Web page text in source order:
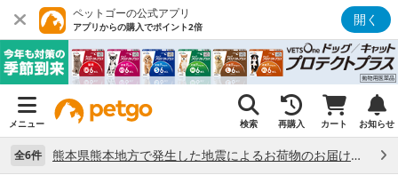
ペットゴーの公式アプリ
アプリからの購入でポイント2倍 開く
メニュー 検索 再購入 カート お知らせ
全6件 熊本県熊本地方で発生した地震によるお荷物のお届け状況について （7/28）